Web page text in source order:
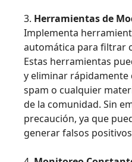
3. Herramientas de
Implementa
automática para filtrar
Estas herramientas
y eliminar
spam o cualquier
de la comunidad. Sin
precaución, ya que
generar falsos